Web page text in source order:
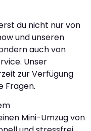
du nicht nur von
und unseren
auch von
Unser
zur Verfügung
Fragen.
Mini-Umzug von